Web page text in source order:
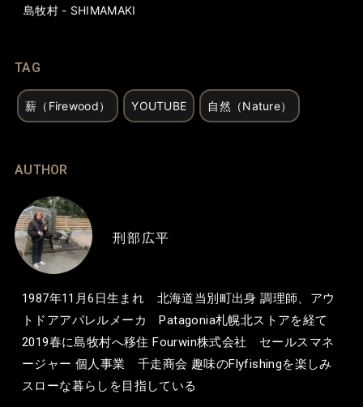
島牧村 - SHIMAMAKI
TAG
薪（Firewood） YOUTUBE 自然（Nature）
AUTHOR
刑部広平
1987年11月6日生まれ 北海道当別町出身 調理師、アウ
トドアアパレルメーカ Patagonia札幌北ストアを経て
2019春に島牧村へ移住 Fourwin株式会社 セールスマネ
ージャー 個人事業 千走商会 趣味のFlyfishingを楽しみ
スローな暮らしを目指している